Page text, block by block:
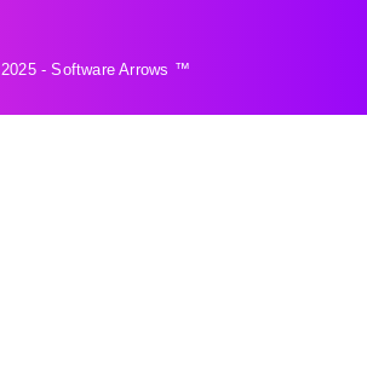
2025 - Software Arrows ™